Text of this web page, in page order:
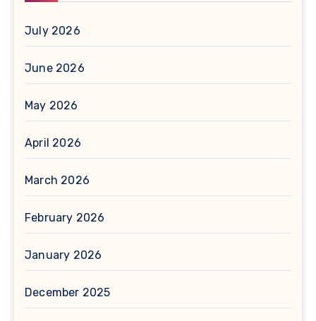
July 2026
June 2026
May 2026
April 2026
March 2026
February 2026
January 2026
December 2025